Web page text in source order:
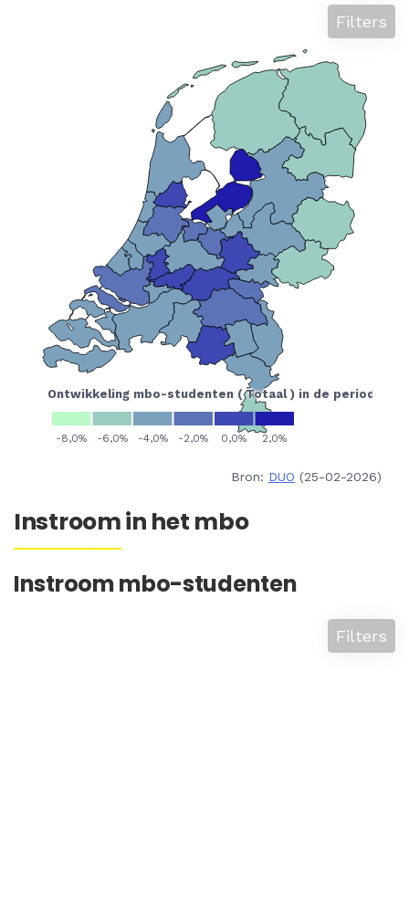
Filters
Bron: DUO (25-02-2026)
Instroom in het mbo
Instroom mbo-studenten
Filters